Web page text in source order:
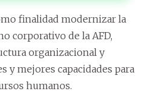
finalidad modernizar la
corporativo de la AFD,
organizacional y
y mejores capacidades para
humanos.